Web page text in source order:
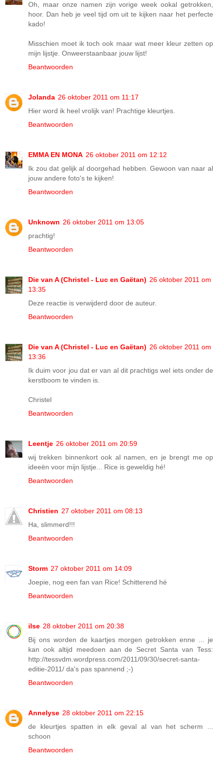
Oh, maar onze namen zijn vorige week ookal getrokken,
hoor. Dan heb je veel tijd om uit te kijken naar het perfecte
kado!
Misschien moet ik toch ook maar wat meer kleur zetten op
mijn lijstje. Onweerstaanbaar jouw lijst!
Beantwoorden
Jolanda 26 oktober 2011 om 11:17
Hier word ik heel vrolijk van! Prachtige kleurtjes.
Beantwoorden
EMMA EN MONA 26 oktober 2011 om 12:12
Ik zou dat gelijk al doorgehad hebben. Gewoon van naar al
jouw andere foto's te kijken!
Beantwoorden
Unknown 26 oktober 2011 om 13:05
prachtig!
Beantwoorden
Die van A (Christel - Luc en Gaëtan) 26 oktober 2011 om
13:35
Deze reactie is verwijderd door de auteur.
Beantwoorden
Die van A (Christel - Luc en Gaëtan) 26 oktober 2011 om
13:36
Ik duim voor jou dat er van al dit prachtigs wel iets onder de
kerstboom te vinden is.
Christel
Beantwoorden
Leentje 26 oktober 2011 om 20:59
wij trekken binnenkort ook al namen, en je brengt me op
ideeën voor mijn lijstje... Rice is geweldig hé!
Beantwoorden
Christien 27 oktober 2011 om 08:13
Ha, slimmerd!!!
Beantwoorden
Storm 27 oktober 2011 om 14:09
Joepie, nog een fan van Rice! Schitterend hé
Beantwoorden
ilse 28 oktober 2011 om 20:38
Bij ons worden de kaartjes morgen getrokken enne ... je
kan ook altijd meedoen aan de Secret Santa van Tess:
http://tessvdm.wordpress.com/2011/09/30/secret-santa-
editie-2011/ da's pas spannend ;-)
Beantwoorden
Annelyse 28 oktober 2011 om 22:15
de kleurtjes spatten in elk geval al van het scherm ...
schoon
Beantwoorden